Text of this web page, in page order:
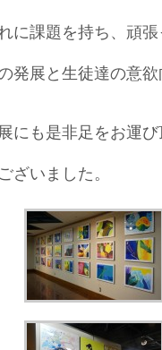
に課題を持ち、頑
発展と生徒達の意
にも是非足をお運
ざいました。